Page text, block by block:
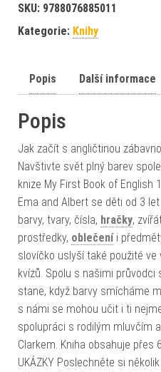
SKU: 9788076885011
Kategorie: Knihy
Popis Další informace
Popis
Jak začít s angličtinou
Navštivte svět plný barev
knize My First Book of English
Ema and Albert se děti od 3
barvy, tvary, čísla, hračky,
prostředky, oblečeníi
slovíčko uslyší také použité
kvízů. Spolu s našimi
stane, když barvy smícháme
s námi se mohou učit i ti
spolupráci s rodilým mluvčím
Clarkem. Kniha obsahuje přes
UKÁZKY Poslechněte si